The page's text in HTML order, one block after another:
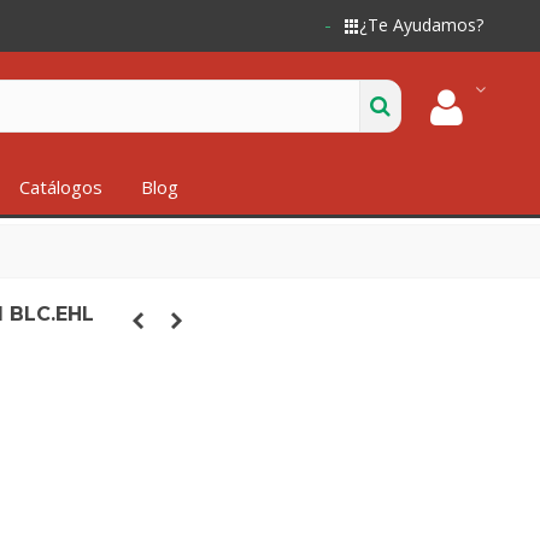
¿Te Ayudamos?
Catálogos Blog
BLC.EHL